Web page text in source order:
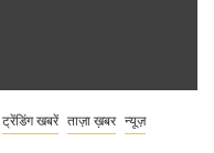
ट्रेंडिंग खबरें ताज़ा ख़बर न्यूज़